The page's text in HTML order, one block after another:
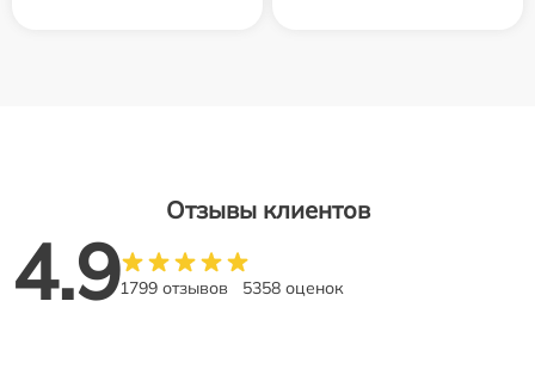
Отзывы клиентов
4.91799 отзывов 5358 оценок